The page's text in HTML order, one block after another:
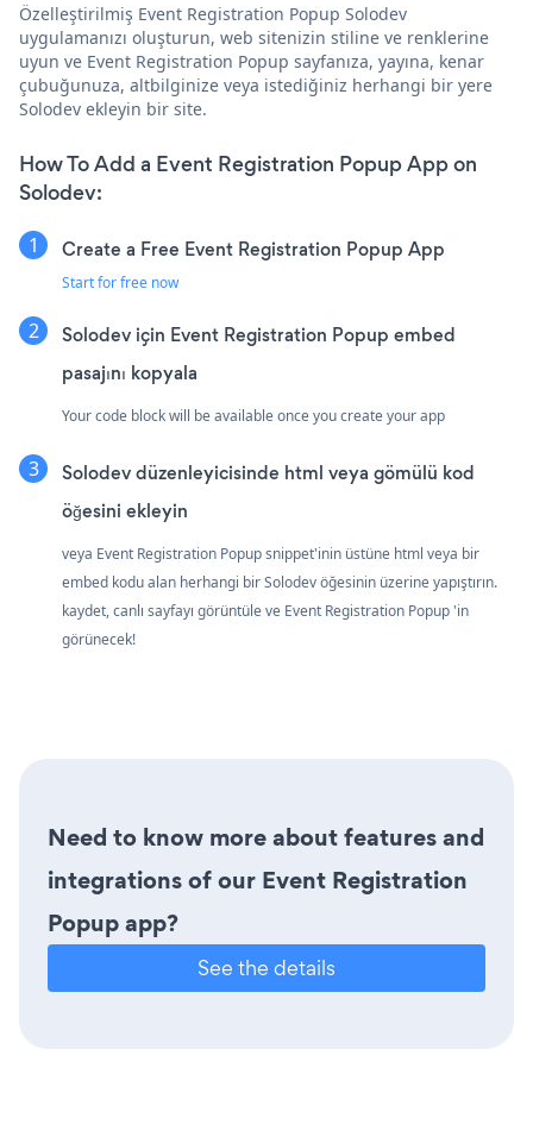
Özelleştirilmiş Event Registration Popup Solodev
uygulamanızı oluşturun, web sitenizin stiline ve renklerine
uyun ve Event Registration Popup sayfanıza, yayına, kenar
çubuğunuza, altbilginize veya istediğiniz herhangi bir yere
Solodev ekleyin bir site.
How To Add a Event Registration Popup App on
Solodev:
Create a Free Event Registration Popup App
Start for free now
Solodev için Event Registration Popup embed
pasajını kopyala
Your code block will be available once you create your app
Solodev düzenleyicisinde html veya gömülü kod
öğesini ekleyin
veya Event Registration Popup snippet'inin üstüne html veya bir
embed kodu alan herhangi bir Solodev öğesinin üzerine yapıştırın.
kaydet, canlı sayfayı görüntüle ve Event Registration Popup 'in
görünecek!
Need to know more about features and
integrations of our Event Registration
Popup app?
See the details